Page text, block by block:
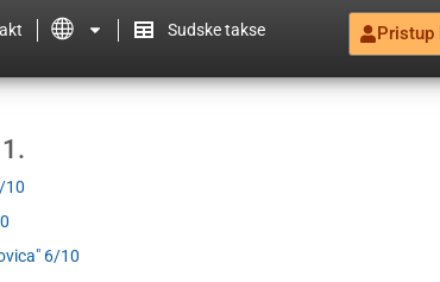
Sudske takse Pristup
10
6/10